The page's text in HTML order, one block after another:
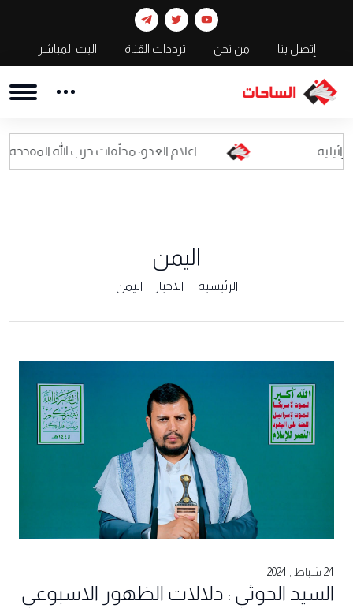
إتصل بنا من نحن ترددات القناة البث المباشر
اعلام العدو: محلّقات حزب الله المفخخة أصبحت كابوسا
اليمن
الرئيسية الاخبار اليمن
24 شباط , 2024
السيد الحوثي : دلالات الظهور الاسبوعي